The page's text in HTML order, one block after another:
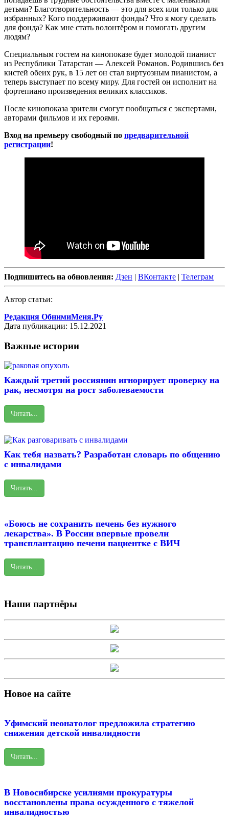
детьми? Благотворительность — это для всех или только для
избранных? Кого поддерживают фонды? Что я могу сделать
для фонда? Как мне стать волонтёром и помогать другим
людям?
Специальным гостем на кинопоказе будет молодой пианист
из Республики Татарстан — Алексей Романов. Родившись без
кистей обеих рук, в 15 лет он стал виртуозным пианистом, а
теперь выступает по всему миру. Для гостей он исполнит на
фортепиано произведения великих классиков.
После кинопоказа зрители смогут пообщаться с экспертами,
авторами фильмов и их героями.
Вход на премьеру свободный по предварительной
регистрации!
Подпишитесь на обновления: Дзен | ВКонтакте | Телеграм
Автор статьи:
Редакция ОбнимиМеня.Ру
Дата публикации: 15.12.2021
Важные истории
Каждый третий россиянин игнорирует проверку на
рак, несмотря на рост заболеваемости
Читать...
Как тебя назвать? Разработан словарь по общению
с инвалидами
Читать...
«Боюсь не сохранить печень без нужного
лекарства». В России впервые провели
трансплантацию печени пациентке с ВИЧ
Читать...
Наши партнёры
Новое на сайте
Уфимский неонатолог предложила стратегию
снижения детской инвалидности
Читать...
В Новосибирске усилиями прокуратуры
восстановлены права осужденного с тяжелой
инвалидностью